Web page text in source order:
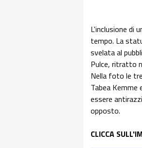
L'inclusione di
tempo. La
svelata al
Pulce, ritratto
Nella foto le
Tabea Kemme
essere
opposto.
CLICCA